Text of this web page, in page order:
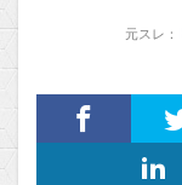
元スレ：